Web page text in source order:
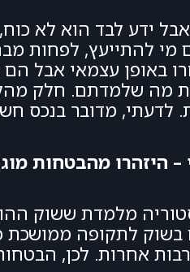
ידע לבד הוא לא
להתייעץ, לפחות
באופן עצמאי אבל הם
מה שלמדתם. חלק
מדובר בנכס
היזהרו מהבטחות
בשוק לתקופה
אחרות. לכן,